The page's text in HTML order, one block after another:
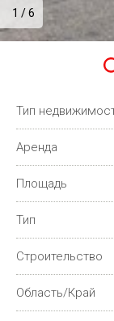
1 / 6
Тип
Аренда
Площадь
Тип
Строительство
Область/Край